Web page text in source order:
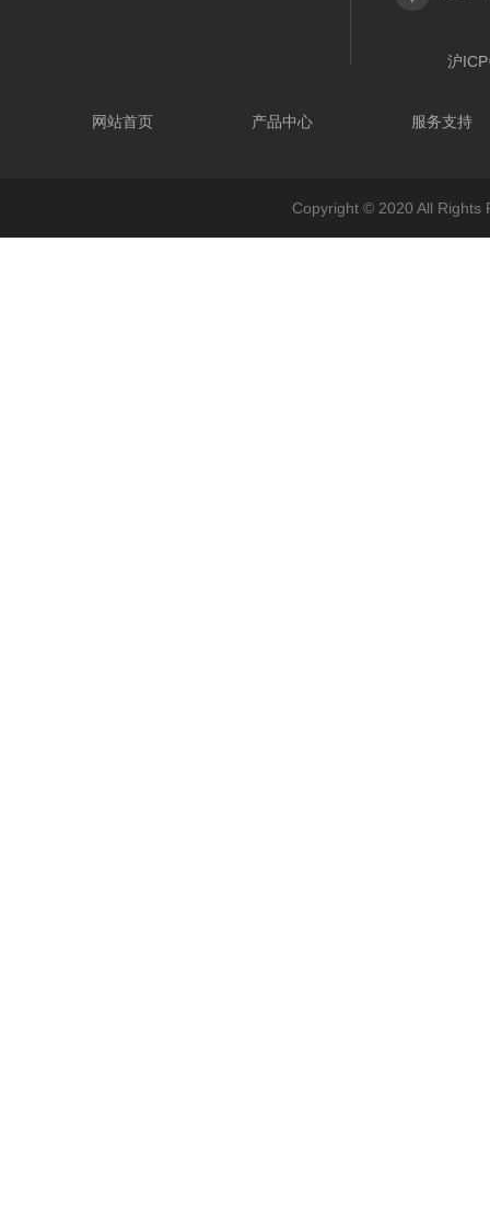
沪
网站首页 产品中心 服务支持
Copyright © 2020 All Rights